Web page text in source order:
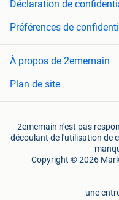
Déclaration de
Préférences de
À propos de 2ememain
Plan de site
2ememain n'est pas
découlant de l'utilisation de
Copyright © 2026
une